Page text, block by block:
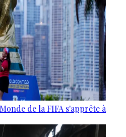
de la FIFA s'apprête à